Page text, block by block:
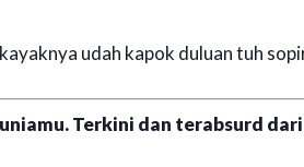
udah kapok duluan tuh
Terkini dan terabsurd